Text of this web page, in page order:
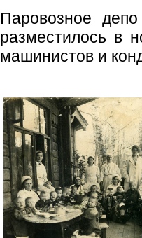
Паровозное
разместилось в
машинистов и